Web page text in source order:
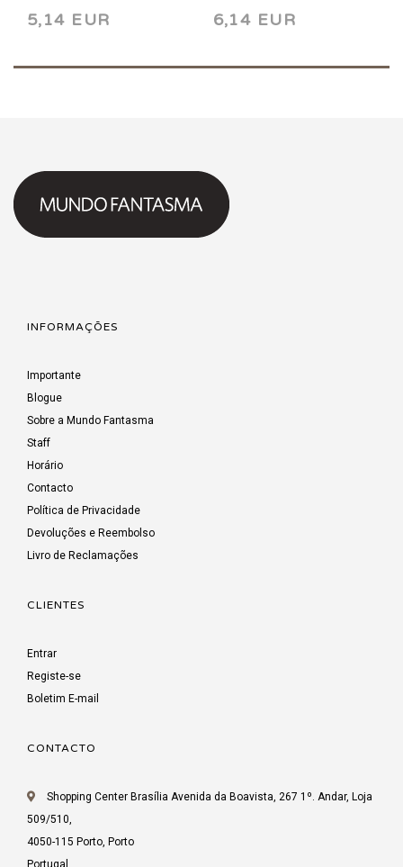
5,14 EUR
6,14 EUR
INFORMAÇÕES
Importante
Blogue
Sobre a Mundo Fantasma
Staff
Horário
Contacto
Política de Privacidade
Devoluções e Reembolso
Livro de Reclamações
CLIENTES
Entrar
Registe-se
Boletim E-mail
CONTACTO
Shopping Center Brasília Avenida da Boavista, 267 1º. Andar, Loja
509/510,
4050-115 Porto, Porto
Portugal